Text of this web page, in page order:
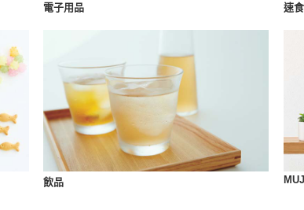
電子用品 速
飲品